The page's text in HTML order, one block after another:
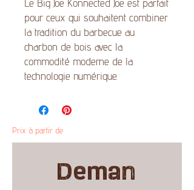
Le Big Joe Konnected Joe est parfait
pour ceux qui souhaitent combiner
la tradition du barbecue au
charbon de bois avec la
commodité moderne de la
technologie numérique.
Prix à partir de
Deman